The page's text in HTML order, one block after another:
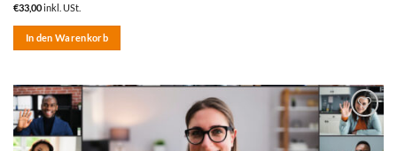
€33,00inkl. USt.
In den Warenkorb
zum
Merkzettel